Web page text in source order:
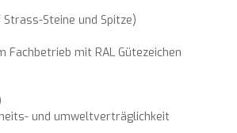
Steine und Spitze)
Fachbetrieb mit RAL Gütezeichen
und umweltverträglichkeit